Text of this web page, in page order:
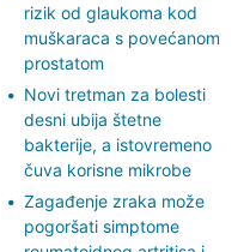
rizik od glaukoma kod
muškaraca s povećanom
prostatom
Novi tretman za bolesti
desni ubija štetne
bakterije, a istovremeno
čuva korisne mikrobe
Zagađenje zraka može
pogoršati simptome